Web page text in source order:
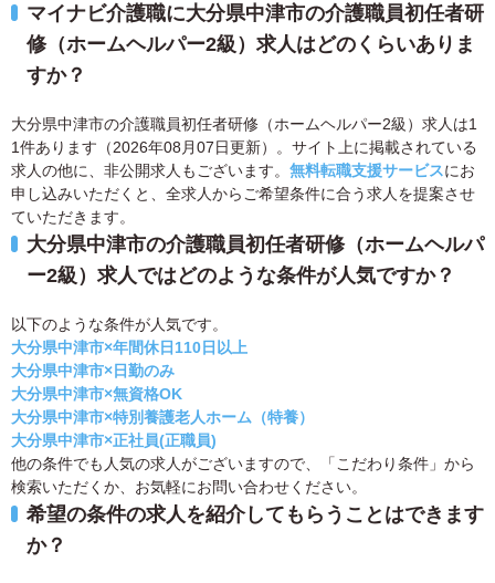
マイナビ介護職に大分県中津市の介護職員初任者研
修（ホームヘルパー2級）求人はどのくらいありま
すか？
大分県中津市の介護職員初任者研修（ホームヘルパー2級）求人は1
1件あります（2026年08月07日更新）。サイト上に掲載されている
求人の他に、非公開求人もございます。 無料転職支援サービスにお
申し込みいただくと、全求人からご希望条件に合う求人を提案させ
ていただきます。
大分県中津市の介護職員初任者研修（ホームヘルパ
ー2級）求人ではどのような条件が人気ですか？
以下のような条件が人気です。
大分県中津市×年間休日110日以上
大分県中津市×日勤のみ
大分県中津市×無資格OK
大分県中津市×特別養護老人ホーム（特養）
大分県中津市×正社員(正職員)
他の条件でも人気の求人がございますので、「こだわり条件」から
検索いただくか、お気軽にお問い合わせください。
希望の条件の求人を紹介してもらうことはできます
か？